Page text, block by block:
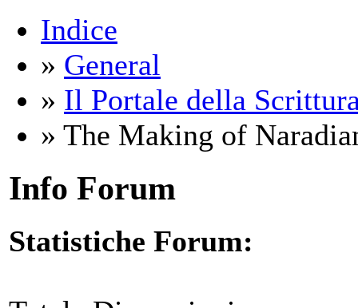
Indice
» General
» Il Portale della
» The Making of
Info Forum
Statistiche Forum: